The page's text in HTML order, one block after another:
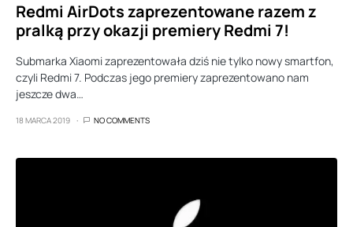
Redmi AirDots zaprezentowane razem z
pralką przy okazji premiery Redmi 7!
Submarka Xiaomi zaprezentowała dziś nie tylko nowy smartfon,
czyli Redmi 7. Podczas jego premiery zaprezentowano nam
jeszcze dwa…
18 MARCA 2019 NO COMMENTS